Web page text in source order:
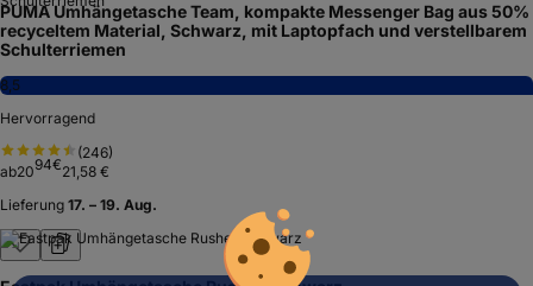
PUMA Umhängetasche Team, kompakte Messenger Bag aus 50%
recyceltem Material, Schwarz, mit Laptopfach und verstellbarem
Schulterriemen
8,5
Hervorragend
(246)
ab2094€21,58 €
Lieferung 17. – 19. Aug.